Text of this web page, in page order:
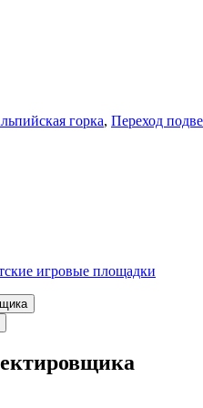
горка, Переход
игровые площадки